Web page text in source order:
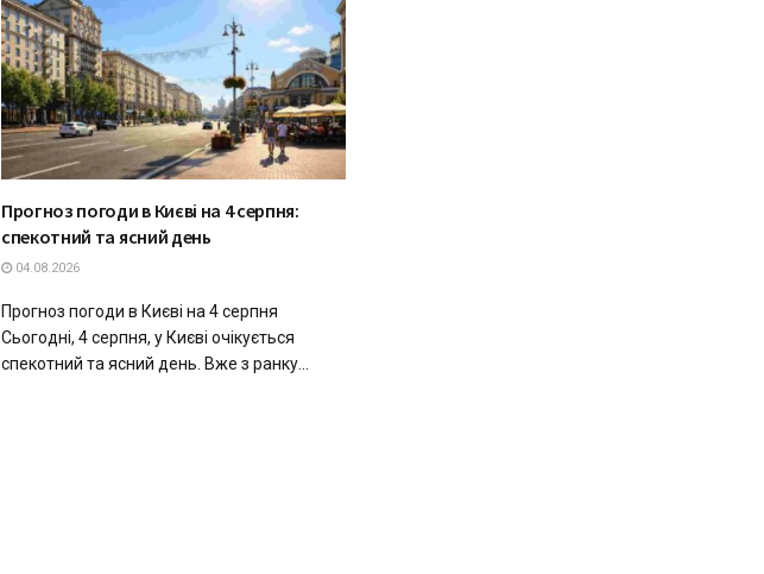
Прогноз погоди в Києві на 4 серпня:
спекотний та ясний день
04.08.2026
Прогноз погоди в Києві на 4 серпня
Сьогодні, 4 серпня, у Києві очікується
спекотний та ясний день. Вже з ранку...